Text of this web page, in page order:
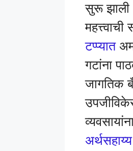
सुरू झाली
टप्प्यात
गटांना
जागतिक